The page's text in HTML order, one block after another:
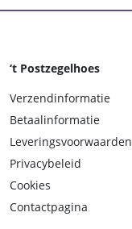
‘t Postzegelhoes
Verzendinformatie
Betaalinformatie
Leveringsvoorwaarden
Privacybeleid
Cookies
Contactpagina